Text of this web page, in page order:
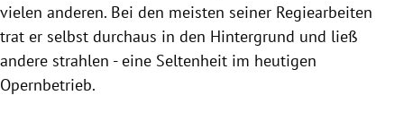
vielen anderen. Bei den meisten seiner Regiearbeiten
trat er selbst durchaus in den Hintergrund und ließ
andere strahlen - eine Seltenheit im heutigen
Opernbetrieb.